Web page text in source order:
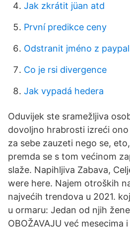
Jak zkrátit jüan atd
První predikce ceny
Odstranit jméno z paypal
Co je rsi divergence
Jak vypadá hedera
Oduvijek ste sramežljiva
dovoljno hrabrosti izreći
za sebe zauzeti nego se,
premda se s tom većinom
slaže. Napihljiva Zabava,
were here. Najem otroških
najvećih trendova u 2021.
u ormaru: Jedan od njih
OBOŽAVAJU već mesecima